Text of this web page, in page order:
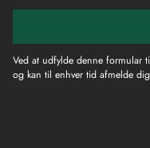
Ved at udfylde denne formular
og kan til enhver tid afmelde